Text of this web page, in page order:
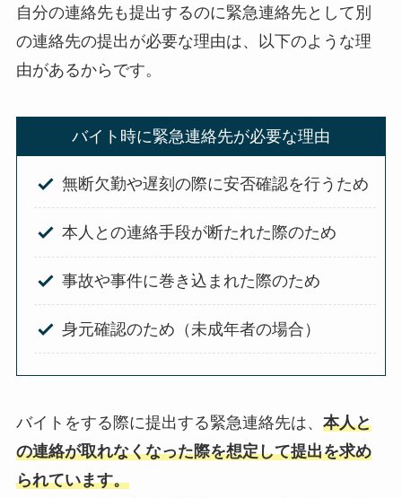
自分の連絡先も提出するのに緊急連絡先として別
の連絡先の提出が必要な理由は、以下のような理
由があるからです。
バイト時に緊急連絡先が必要な理由
無断欠勤や遅刻の際に安否確認を行うため
本人との連絡手段が断たれた際のため
事故や事件に巻き込まれた際のため
身元確認のため（未成年者の場合）
バイトをする際に提出する緊急連絡先は、 本人と
の連絡が取れなくなった際を想定して提出を求め
られています。